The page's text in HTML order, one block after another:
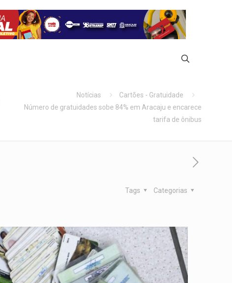
Notícias
Cartões - Gratuidade
Número de gratuidades sobe 84% em Aracaju e encarece
tarifa de ônibus
Categorias
Tags